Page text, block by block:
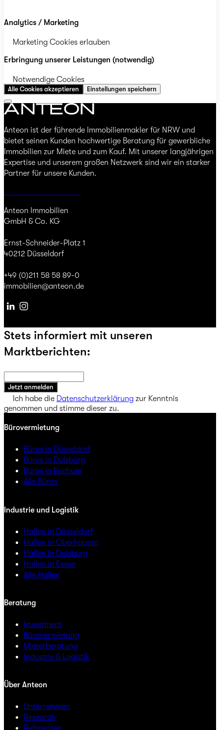
Analytics / Marketing
Marketing Cookies erlauben
Erbringung unserer Leistungen (notwendig)
Notwendige Cookies
Alle Cookies akzeptieren Einstellungen speichern
Anteon ist der führende Immobilienmakler für NRW und
bietet seinen Kunden hochwertige Beratung für gewerbliche
Immobilien zur Miete und zum Kauf. Mit unserer langjährigen
Expertise und unserem großen Netzwerk sind wir ein starker
Partner für unsere Kunden.
Anteon Immobilien
GmbH & Co. KG
Ernst-Schneider-Platz 1
40212 Düsseldorf
+49 (0)211 58 58 89-0
immobilien@anteon.de
LinkedinInstagram
Stets informiert mit unseren
Marktberichten:
Jetzt anmelden
Ich habe die Datenschutzerklärung zur Kenntnis
genommen und stimme dieser zu.
Bürovermietung
Büros in Düsseldorf
Büros in Duisburg
Büros in Bochum
Alle Büros
Industrie und Logistik
Hallen in Düsseldorf
Hallen in Oberhausen
Hallen in Duisburg
Hallen in Essen
Alle Hallen
Beratung
Investment
Bürovermietung
Mieterberatung
Industrie & Logistik
Über Anteon
Unternehmen
Research
Referenzen